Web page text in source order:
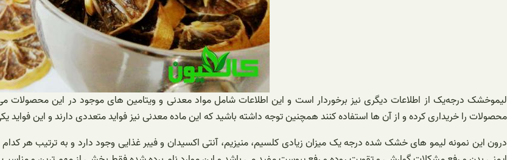
لیموخشک درجه‌یک از اطلاعات دیگری نیز برخوردار است و این اطلاعات شامل مواد معدنی و ویتامین های موجود در این محصولات
محصولات را خریداری کرده و از آن ها استفاده کنند همچنین توجه داشته باشید که این ماده معدنی نیز فواید متعددی دارند و این
درون این نمونه لیمو های خشک شده درجه یک میزان زیادی کلسیم، منیزیم، آنتی اکسیدان و فیبر غذایی وجود دارد و به ترتیب هر